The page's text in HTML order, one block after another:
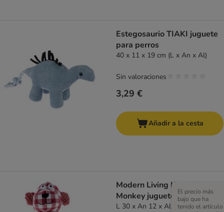
Estegosaurio TIAKI juguete
para perros
40 x 11 x 19 cm (L x An x Al)
3,29 €
Sin valoraciones
Añadir a la cesta
Modern Living Kampala
Monkey juguete para perro
L 30 x An 12 x Al 7 cm
El precio más
bajo que ha
tenido el artículo